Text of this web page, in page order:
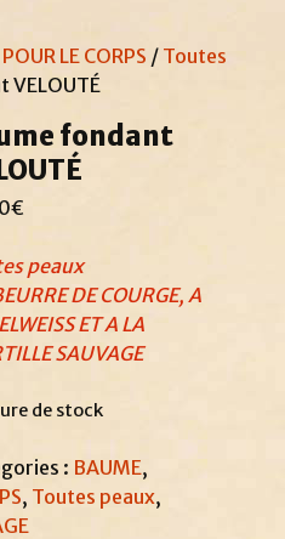
LE CORPS / Toutes
fondant
€
peaux
DE COURGE, A
ET A LA
SAUVAGE
de stock
: BAUME,
, Toutes peaux,